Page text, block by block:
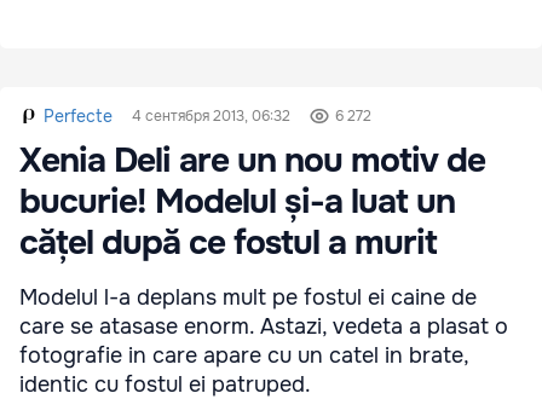
Perfecte 4 сентября 2013, 06:32 6 272
Xenia Deli are un nou motiv de
bucurie! Modelul și-a luat un
cățel după ce fostul a murit
Modelul l-a deplans mult pe fostul ei caine de
care se atasase enorm. Astazi, vedeta a plasat o
fotografie in care apare cu un catel in brate,
identic cu fostul ei patruped.